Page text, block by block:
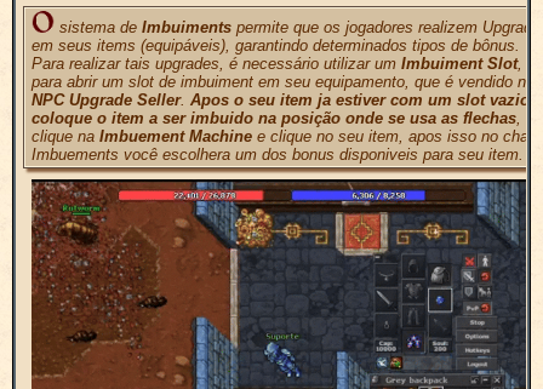
sistema de Imbuiments permite que os jogadores realizem
em seus items (equipáveis), garantindo determinados tipos de bônus.
Para realizar tais upgrades, é necessário utilizar um Imbuiment Slot,
para abrir um slot de imbuiment em seu equipamento, que é vendido no
NPC Upgrade Seller. Apos o seu item ja estiver com um slot vazio,
coloque o item a ser imbuido na posição onde se usa as flechas,
clique na Imbuement Machine e clique no seu item, apos isso no chat
Imbuements você escolhera um dos bonus disponiveis para seu item.